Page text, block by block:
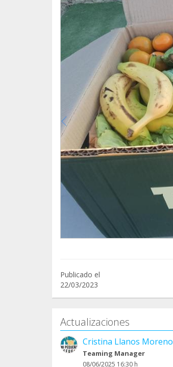
Publicado el
22/03/2023
Actualizaciones
Cristina Llanos Moreno
Teaming Manager
08/06/2025 16:30 h